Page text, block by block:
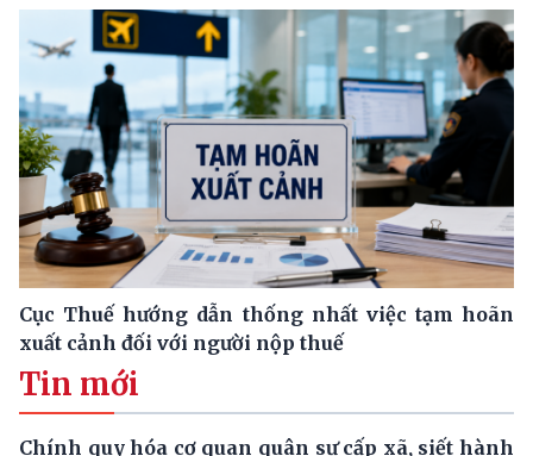
Cục Thuế hướng dẫn thống nhất việc tạm hoãn
xuất cảnh đối với người nộp thuế
Tin mới
Chính quy hóa cơ quan quân sự cấp xã, siết hành